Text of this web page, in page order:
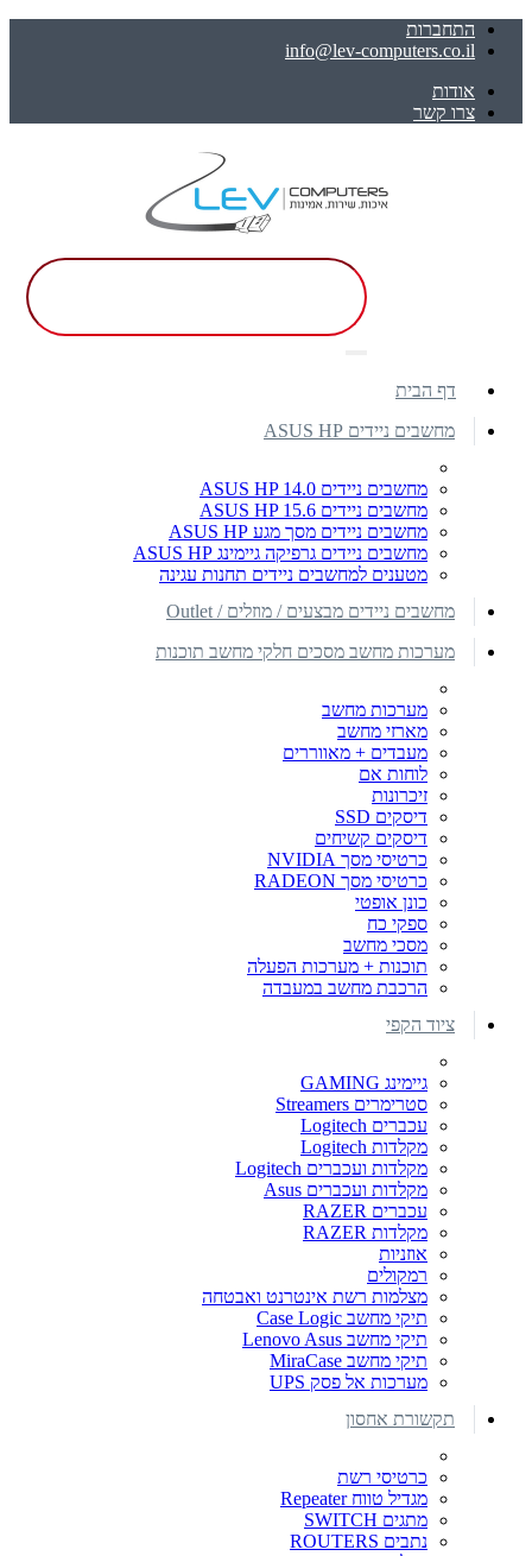
התחברות
info@lev-computers.co.il
אודות
צרו קשר
דף הבית
מחשבים ניידים ASUS HP
מחשבים ניידים ASUS HP 14.0
מחשבים ניידים ASUS HP 15.6
מחשבים ניידים מסך מגע ASUS HP
מחשבים ניידים גרפיקה גיימינג ASUS HP
מטענים למחשבים ניידים תחנות עגינה
מחשבים ניידים מבצעים / מוזלים / Outlet
מערכות מחשב מסכים חלקי מחשב תוכנות
מערכות מחשב
מארזי מחשב
מעבדים + מאווררים
לוחות אם
זיכרונות
דיסקים SSD
דיסקים קשיחים
כרטיסי מסך NVIDIA
כרטיסי מסך RADEON
כונן אופטי
ספקי כח
מסכי מחשב
תוכנות + מערכות הפעלה
הרכבת מחשב במעבדה
ציוד הקפי
גיימינג GAMING
סטרימרים Streamers
עכברים Logitech
מקלדות Logitech
מקלדות ועכברים Logitech
מקלדות ועכברים Asus
עכברים RAZER
מקלדות RAZER
אוזניות
רמקולים
מצלמות רשת אינטרנט ואבטחה
תיקי מחשב Case Logic
תיקי מחשב Lenovo Asus
תיקי מחשב MiraCase
מערכות אל פסק UPS
תקשורת אחסון
כרטיסי רשת
מגדיל טווח Repeater
מתגים SWITCH
נתבים ROUTERS